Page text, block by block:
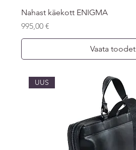
Nahast käekott ENIGMA
Price
995,00 €
Vaata toodet
UUS